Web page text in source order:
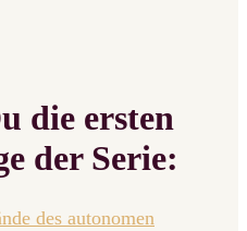
die ersten
der Serie:
des autonomen